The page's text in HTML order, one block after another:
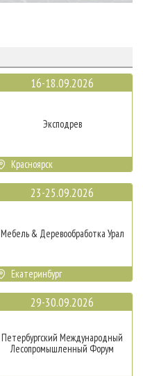
16-18.09.2026
Эксподрев
Красноярск
23-25.09.2026
Мебель & Деревообработка Урал
Екатеринбург
29-30.09.2026
Петербургский Международный
Лесопромышленный Форум